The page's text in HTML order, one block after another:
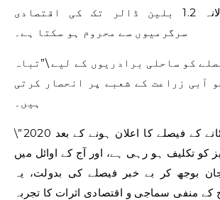
ملازمتیں اور سالانہ 1.2 بلین ڈالر تک کی اقتصادی
سرگرمیوں سے محروم ہو سکتا ہے۔
کو ساحلی برادریوں کے لیے \”تباہ
آبی زراعت کے شعبے پر انحصار کرتی
ہیں۔
\”2020 میں فارموں کو ہٹانے کے فیصلے کا اعلان ہونے کے بعد
کو تکلیف ہو رہی ہے، اور آج کے اوائل میں
بوجھ کر بے خبر فیصلے کی بدولت، یہ
کے منفی سماجی و اقتصادی اثرات کا تجربہ